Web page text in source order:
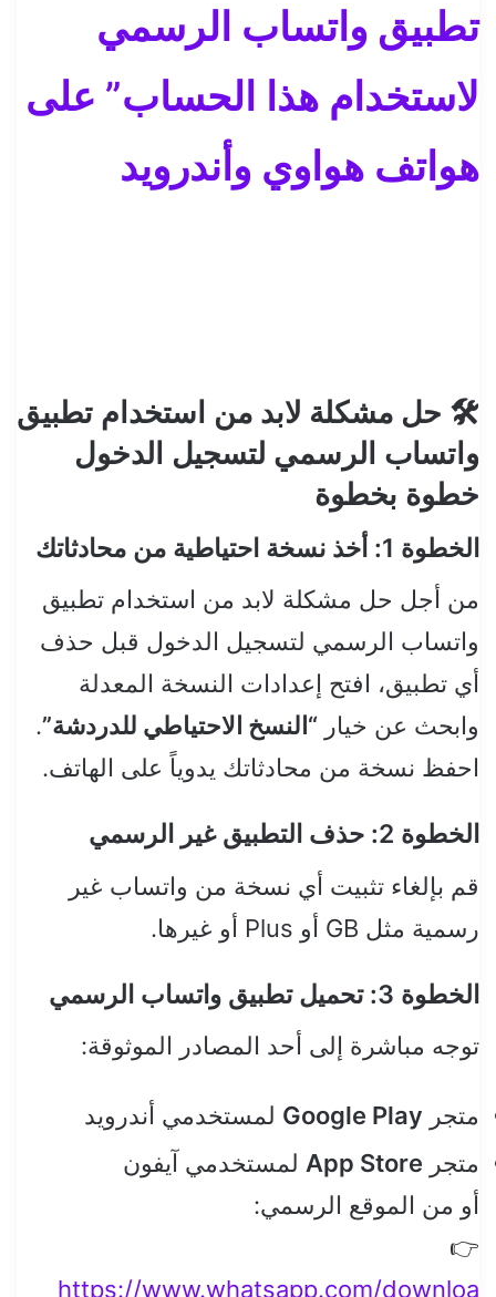
تطبيق واتساب الرسمي
لاستخدام هذا الحساب” على
هواتف هواوي وأندرويد
🛠️ حل مشكلة لابد من استخدام تطبيق
واتساب الرسمي لتسجيل الدخول
خطوة بخطوة
الخطوة 1: أخذ نسخة احتياطية من محادثاتك
من أجل حل مشكلة لابد من استخدام تطبيق
واتساب الرسمي لتسجيل الدخول قبل حذف
أي تطبيق، افتح إعدادات النسخة المعدلة
وابحث عن خيار “النسخ الاحتياطي للدردشة”.
احفظ نسخة من محادثاتك يدوياً على الهاتف.
الخطوة 2: حذف التطبيق غير الرسمي
قم بإلغاء تثبيت أي نسخة من واتساب غير
رسمية مثل GB أو Plus أو غيرها.
الخطوة 3: تحميل تطبيق واتساب الرسمي
توجه مباشرة إلى أحد المصادر الموثوقة:
متجر Google Play لمستخدمي أندرويد
متجر App Store لمستخدمي آيفون
أو من الموقع الرسمي:
👉
https://www.whatsapp.com/downloa